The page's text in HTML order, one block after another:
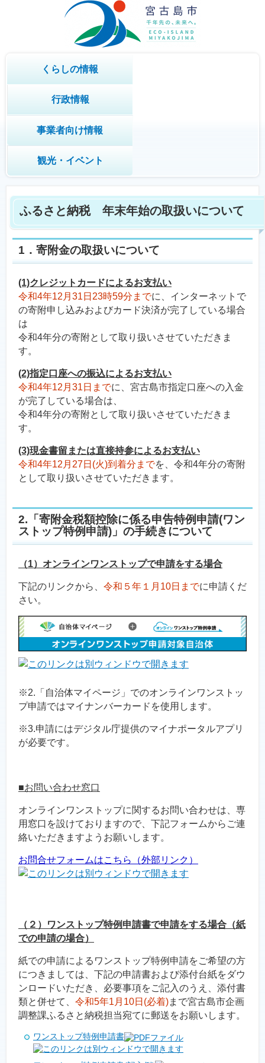
くらしの情報
行政情報
事業者向け情報
観光・イベント
ふるさと納税 年末年始の取扱いについて
1．寄附金の取扱いについて
(1)クレジットカードによるお支払い
令和4年12月31日23時59分までに、インターネットで
の寄附申し込みおよびカード決済が完了している場合
は
令和4年分の寄附として取り扱いさせていただきま
す。
(2)指定口座への振込によるお支払い
令和4年12月31日までに、宮古島市指定口座への入金
が完了している場合は、
令和4年分の寄附として取り扱いさせていただきま
す。
(3)現金書留または直接持参によるお支払い
令和4年12月27日(火)到着分までを、令和4年分の寄附
として取り扱いさせていただきます。
2.「寄附金税額控除に係る申告特例申請(ワン
ストップ特例申請)」の手続きについて
（1）オンラインワンストップで申請をする場合
下記のリンクから、 令和５年１月10日までに申請くだ
さい。
※2.「自治体マイページ」でのオンラインワンストッ
プ申請ではマイナンバーカードを使用します。
※3.申請にはデジタル庁提供のマイナポータルアプリ
が必要です。
■お問い合わせ窓口
オンラインワンストップに関するお問い合わせは、専
用窓口を設けておりますので、下記フォームからご連
絡いただきますようお願いします。
お問合せフォームはこちら（外部リンク）
（２）ワンストップ特例申請書で申請をする場合（紙
での申請の場合）
紙での申請によるワンストップ特例申請をご希望の方
につきましては、下記の申請書および添付台紙をダウ
ンロードいただき、必要事項をご記入のうえ、添付書
類と併せて、 令和5年1月10日(必着)まで宮古島市企画
調整課ふるさと納税担当宛てに郵送をお願いします。
ワンストップ特例申請書